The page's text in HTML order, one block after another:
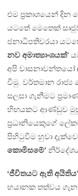
එම ප‍්‍රකාශයෙන් දින
යටතේ මෙතෙක්
ජනාධිපතිවරයා
නව අමාත්‍යාංශයක්’
අපි වාසනාවන්තයෝ
වීමු. වර්තමාන
සලසා ගැනීමට
හිඟයකට ආණ්ඩුව
ප‍්‍රධානියෙකුගේ
පිහිටුවීම හුවා
කොමිසමේ’
‘ජීවිතයට ඇති අයිතිය’
භයානක තත්වය